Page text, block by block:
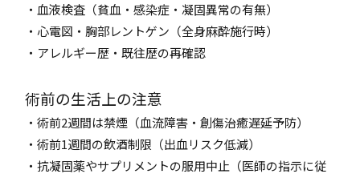
・血液検査（貧血・感染症・凝固異常の有無）
・心電図・胸部レントゲン（全身麻酔施行時）
・アレルギー歴・既往歴の再確認
術前の生活上の注意
・術前2週間は禁煙（血流障害・創傷治癒遅延予防）
・術前1週間の飲酒制限（出血リスク低減）
・抗凝固薬やサプリメントの服用中止（医師の指示に従